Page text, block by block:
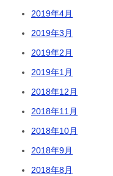
2019年4月
2019年3月
2019年2月
2019年1月
2018年12月
2018年11月
2018年10月
2018年9月
2018年8月